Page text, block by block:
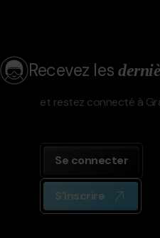
Recevez les
et restez connecté à
Se connecter
S'inscrire